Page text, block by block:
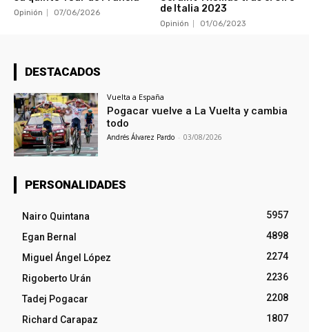
Opinión 07/06/2026
de Italia 2023
Opinión 01/06/2023
DESTACADOS
Vuelta a España
Pogacar vuelve a La Vuelta y cambia
todo
Andrés Álvarez Pardo - 03/08/2026
PERSONALIDADES
Nairo Quintana
5957
Egan Bernal
4898
Miguel Ángel López
2274
Rigoberto Urán
2236
Tadej Pogacar
2208
Richard Carapaz
1807